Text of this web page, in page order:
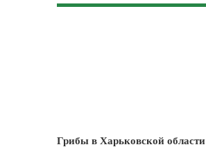
Грибы в Харьковской области